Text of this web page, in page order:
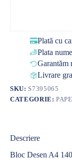
Plată cu
Plata
Garantăm
Livrare
SKU: S7395065
CATEGORIE:
Descriere
Bloc Desen A4